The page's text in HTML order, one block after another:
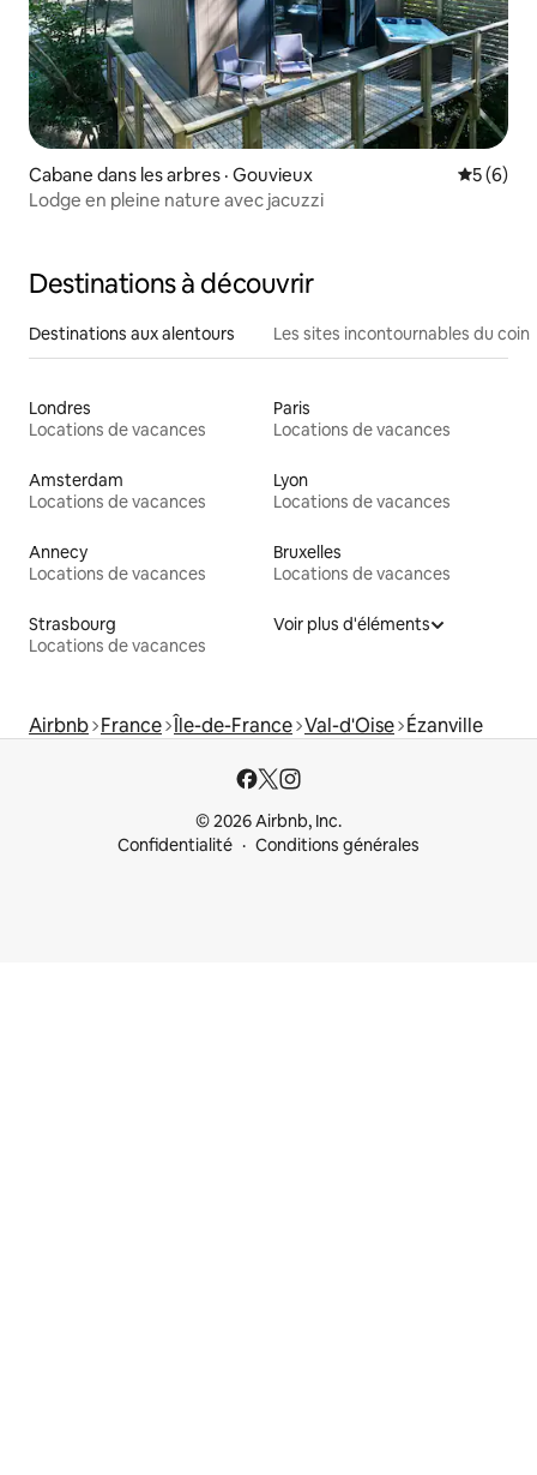
Cabane dans les arbres · Gouvieux Note
5 (6)
Lodge en pleine nature avec jacuzzi
Destinations à découvrir
Destinations aux alentours Les sites incontournables du coin
Londres
Locations de vacances
Paris
Locations de vacances
Amsterdam
Locations de vacances
Lyon
Locations de vacances
Annecy
Locations de vacances
Bruxelles
Locations de vacances
Strasbourg
Locations de vacances
Voir plus d'éléments
Airbnb France Île-de-France Val-d'Oise Ézanville
© 2026 Airbnb, Inc.
Confidentialité
Conditions générales